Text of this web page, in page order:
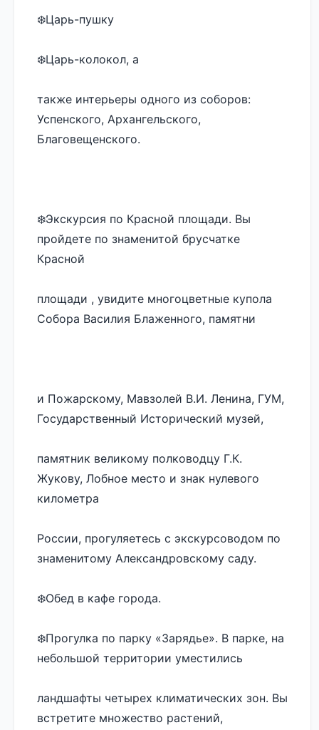
❄️Царь-пушку
❄️Царь-колокол, а
также интерьеры одного из соборов:
Успенского, Архангельского,
Благовещенского.
❄️Экскурсия по Красной площади. Вы
пройдете по знаменитой брусчатке
Красной
площади , увидите многоцветные купола
Собора Василия Блаженного, памятни
и Пожарскому, Мавзолей В.И. Ленина, ГУМ,
Государственный Исторический музей,
памятник великому полководцу Г.К.
Жукову, Лобное место и знак нулевого
километра
России, прогуляетесь с экскурсоводом по
знаменитому Александровскому саду.
❄️Обед в кафе города.
❄️Прогулка по парку «Зарядье». В парке, на
небольшой территории уместились
ландшафты четырех климатических зон. Вы
встретите множество растений,